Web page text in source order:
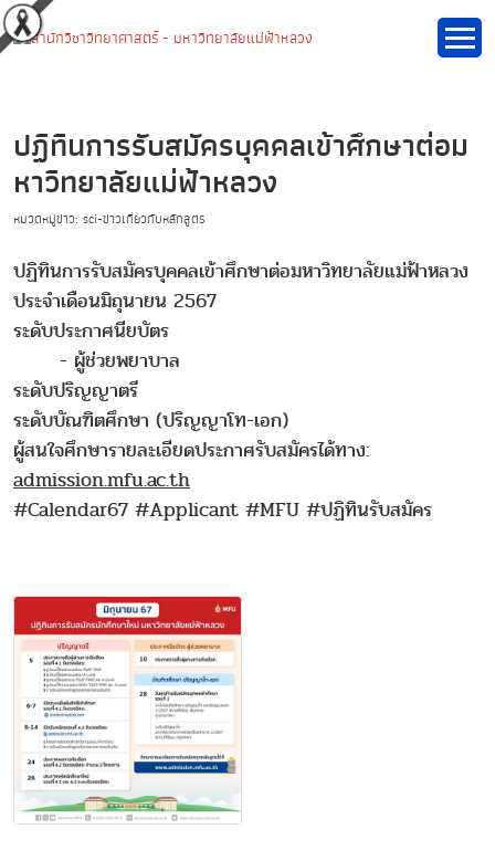
ปฏิทินการรับสมัครบุคคลเข้าศึกษาต่อม
หาวิทยาลัยแม่ฟ้าหลวง
หมวดหมู่ข่าว: sci-ข่าวเกี่ยวกับหลักสูตร
ปฏิทินการรับสมัครบุคคลเข้าศึกษาต่อมหาวิทยาลัยแม่ฟ้าหลวง
ประจำเดือนมิถุนายน 2567
ระดับประกาศนียบัตร
- ผู้ช่วยพยาบาล
ระดับปริญญาตรี
ระดับบัณฑิตศึกษา (ปริญญาโท-เอก)
ผู้สนใจศึกษารายละเอียดประกาศรับสมัครได้ทาง:
admission.mfu.ac.th
#Calendar67 #Applicant #MFU #ปฏิทินรับสมัคร